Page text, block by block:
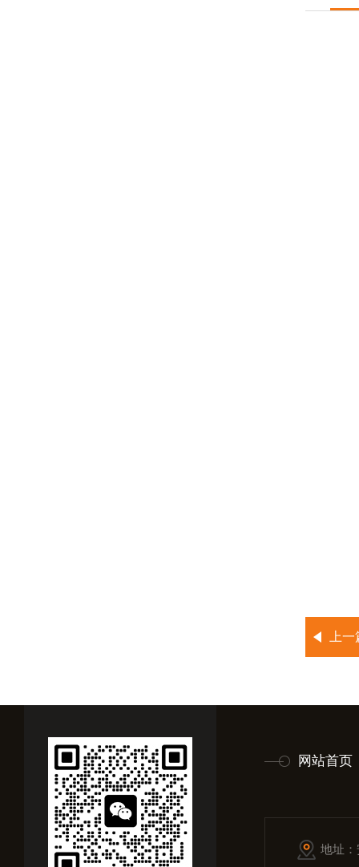
上
网站首页
地址